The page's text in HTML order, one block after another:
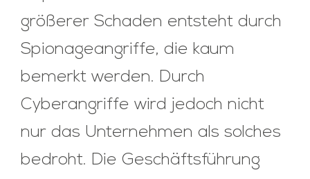
größerer Schaden entsteht durch
Spionageangriffe, die kaum
bemerkt werden. Durch
Cyberangriffe wird jedoch nicht
nur das Unternehmen als solches
bedroht. Die Geschäftsführung